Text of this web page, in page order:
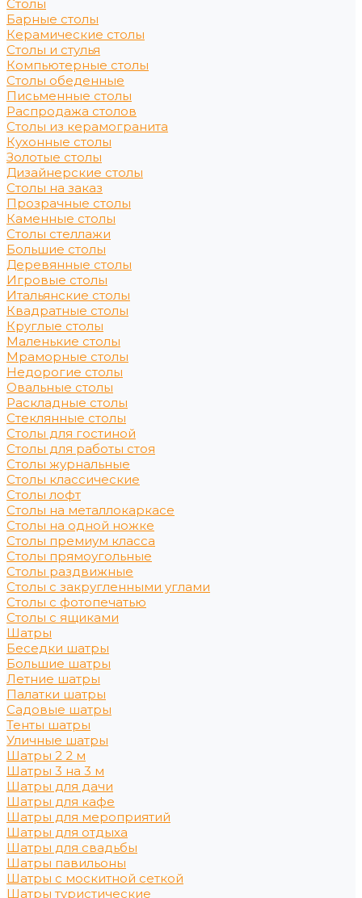
Столы
Барные столы
Керамические столы
Столы и стулья
Компьютерные столы
Столы обеденные
Письменные столы
Распродажа столов
Столы из керамогранита
Кухонные столы
Золотые столы
Дизайнерские столы
Столы на заказ
Прозрачные столы
Каменные столы
Столы стеллажи
Большие столы
Деревянные столы
Игровые столы
Итальянские столы
Квадратные столы
Круглые столы
Маленькие столы
Мраморные столы
Недорогие столы
Овальные столы
Раскладные столы
Стеклянные столы
Столы для гостиной
Столы для работы стоя
Столы журнальные
Столы классические
Столы лофт
Столы на металлокаркасе
Столы на одной ножке
Столы премиум класса
Столы прямоугольные
Столы раздвижные
Столы с закругленными углами
Столы с фотопечатью
Столы с ящиками
Шатры
Беседки шатры
Большие шатры
Летние шатры
Палатки шатры
Садовые шатры
Тенты шатры
Уличные шатры
Шатры 2 2 м
Шатры 3 на 3 м
Шатры для дачи
Шатры для кафе
Шатры для мероприятий
Шатры для отдыха
Шатры для свадьбы
Шатры павильоны
Шатры с москитной сеткой
Шатры туристические